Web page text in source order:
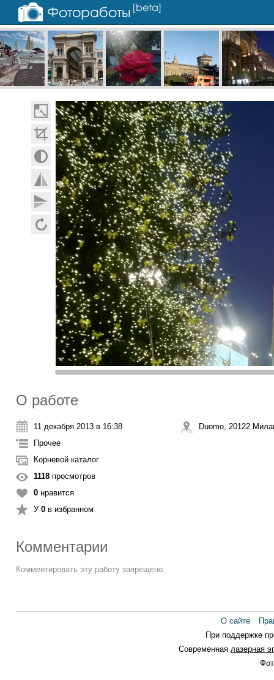
О работе
11 декабря 2013 в 16:38
Прочее
Корневой каталог
1118 просмотров
0 нравится
У 0 в избранном
Duomo, 20122
Комментарии
Комментировать эту работу запрещено.
О сайте
При поддержке
Современная лазерная